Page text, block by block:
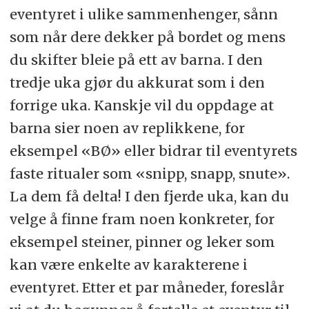
eventyret i ulike sammenhenger, sånn
som når dere dekker på bordet og mens
du skifter bleie på ett av barna. I den
tredje uka gjør du akkurat som i den
forrige uka. Kanskje vil du oppdage at
barna sier noen av replikkene, for
eksempel «BØ» eller bidrar til eventyrets
faste ritualer som «snipp, snapp, snute».
La dem få delta! I den fjerde uka, kan du
velge å finne fram noen konkreter, for
eksempel steiner, pinner og leker som
kan være enkelte av karakterene i
eventyret. Etter et par måneder, foreslår